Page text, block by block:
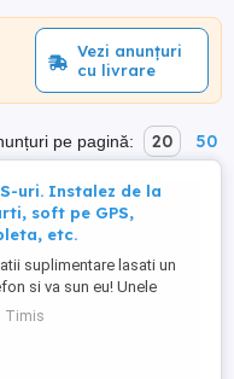
Vezi anunțuri
cu livrare
pe pagină: 20 50
uri. Instalez de la
soft pe GPS,
etc.
suplimentare lasati un
si va sun eu! Unele
face si de la distanta!!!
Dacia, Renault, Ford, etc.
mai noi harti. Activarea se
Activez Android Auto,
Timis